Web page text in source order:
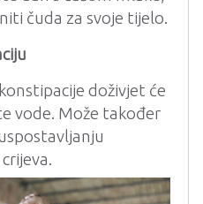
čuda za svoje tijelo.
doživjet će
vode. Može također